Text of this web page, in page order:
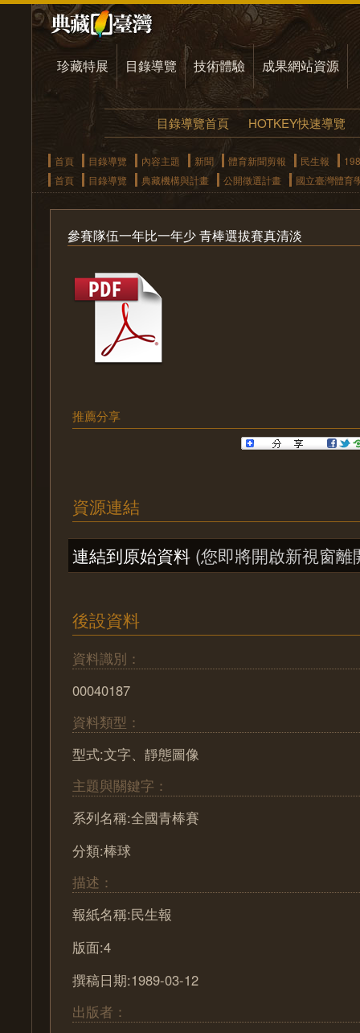
珍藏特展 目錄導覽 技術體驗 成果網站資源
目錄導覽首頁 HOTKEY快速導覽
首頁 目錄導覽 內容主題 新聞 體育新聞剪報 民生報
首頁
目錄導覽 典藏機構與計畫 公開徵選計畫 國立臺灣體育
參賽隊伍一年比一年少 青棒選拔賽真清淡
推薦分享
資源連結
連結到原始資料 (您即將開啟新視窗離
後設資料
資料識別：
00040187
資料類型：
型式:文字、靜態圖像
主題與關鍵字：
系列名稱:全國青棒賽
分類:棒球
描述：
報紙名稱:民生報
版面:4
撰稿日期:1989-03-12
出版者：